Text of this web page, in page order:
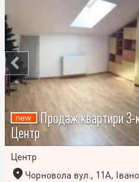
Продаж квартири 3-
Центр
Центр
Чорновола вул., 11А,